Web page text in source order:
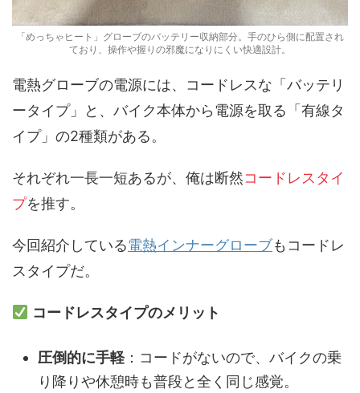
「めっちゃヒート」グローブのバッテリー収納部分。手のひら側に配置され
ており、操作や握りの邪魔になりにくい快適設計。
電熱グローブの電源には、コードレスな「バッテリ
ータイプ」と、バイク本体から電源を取る「有線タ
イプ」の2種類がある。
それぞれ一長一短あるが、俺は断然コードレスタイ
プを推す。
今回紹介している電熱インナーグローブもコードレ
スタイプだ。
コードレスタイプのメリット
圧倒的に手軽：コードがないので、バイクの乗
り降りや休憩時も普段と全く同じ感覚。